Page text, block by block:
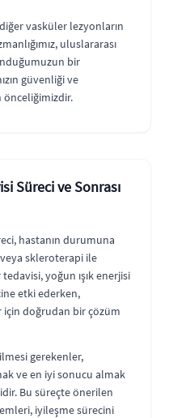
vasküler lezyonların
uluslararası
bir
güvenliği ve
Süreci ve Sonrası
hastanın durumuna
skleroterapi ile
yoğun ışık enerjisi
etki ederken,
doğrudan bir çözüm
gerekenler,
ve en iyi sonucu almak
Bu süreçte önerilen
iyileşme sürecini